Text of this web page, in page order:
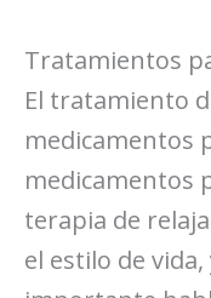
Tratamientos
El tratamiento
medicamentos
medicamentos
terapia de
el estilo de